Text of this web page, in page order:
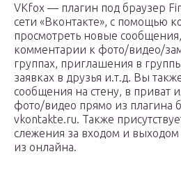
VKfox — плагин под браузер
сети «Вконтакте», с помощью
просмотреть новые
комментарии к фото/видео/
группах, приглашения в
заявках в друзья и.т.д. Вы
сообщения на стену, в приват
фото/видео прямо из плагина
vkontakte.ru. Также
слежения за входом и
из онлайна.